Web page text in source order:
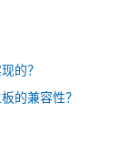
的？
的兼容性？